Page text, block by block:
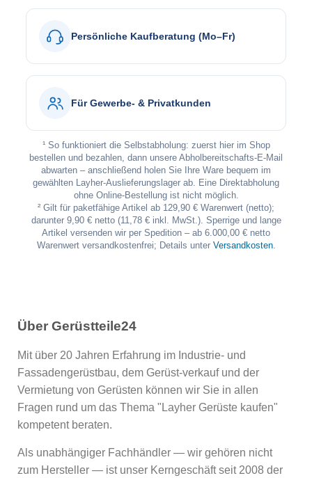
Persönliche Kaufberatung (Mo–Fr)
Für Gewerbe- & Privatkunden
¹ So funktioniert die Selbstabholung: zuerst hier im Shop
bestellen und bezahlen, dann unsere Abholbereitschafts-E-Mail
abwarten – anschließend holen Sie Ihre Ware bequem im
gewählten Layher-Auslieferungslager ab. Eine Direktabholung
ohne Online-Bestellung ist nicht möglich.
² Gilt für paketfähige Artikel ab 129,90 € Warenwert (netto);
darunter 9,90 € netto (11,78 € inkl. MwSt.). Sperrige und lange
Artikel versenden wir per Spedition – ab 6.000,00 € netto
Warenwert versandkostenfrei; Details unter Versandkosten.
Über Gerüstteile24
Mit über 20 Jahren Erfahrung im Industrie- und
Fassadengerüstbau, dem Gerüst-verkauf und der
Vermietung von Gerüsten können wir Sie in allen
Fragen rund um das Thema "Layher Gerüste kaufen"
kompetent beraten.
Als unabhängiger Fachhändler — wir gehören nicht
zum Hersteller — ist unser Kerngeschäft seit 2008 der